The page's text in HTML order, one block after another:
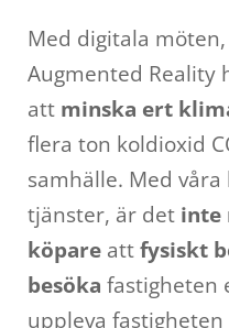
Med digitala
Augmented Reality
att minska ert
flera ton koldioxid
samhälle. Med
tjänster, är det inte
köpare attfysiskt
besöka fastigheten
uppleva